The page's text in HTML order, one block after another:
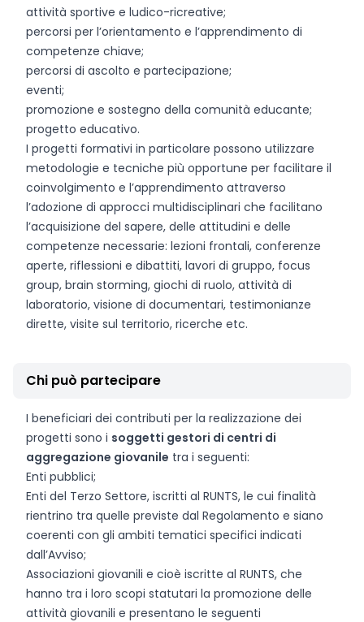
attività sportive e ludico-ricreative;
percorsi per l’orientamento e l’apprendimento di
competenze chiave;
percorsi di ascolto e partecipazione;
eventi;
promozione e sostegno della comunità educante;
progetto educativo.
I progetti formativi in particolare possono utilizzare
metodologie e tecniche più opportune per facilitare il
coinvolgimento e l’apprendimento attraverso
l’adozione di approcci multidisciplinari che facilitano
l’acquisizione del sapere, delle attitudini e delle
competenze necessarie: lezioni frontali, conferenze
aperte, riflessioni e dibattiti, lavori di gruppo, focus
group, brain storming, giochi di ruolo, attività di
laboratorio, visione di documentari, testimonianze
dirette, visite sul territorio, ricerche etc.
Chi può partecipare
I beneficiari dei contributi per la realizzazione dei
progetti sono i soggetti gestori di centri di
aggregazione giovanile tra i seguenti:
Enti pubblici;
Enti del Terzo Settore, iscritti al RUNTS, le cui finalità
rientrino tra quelle previste dal Regolamento e siano
coerenti con gli ambiti tematici specifici indicati
dall’Avviso;
Associazioni giovanili e cioè iscritte al RUNTS, che
hanno tra i loro scopi statutari la promozione delle
attività giovanili e presentano le seguenti